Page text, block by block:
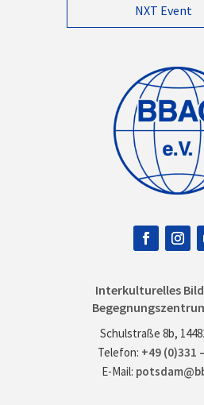
NXT Event
Interkulturelles
Schulstraße 8b,
Telefon: +49 (0)331
E-Mail: